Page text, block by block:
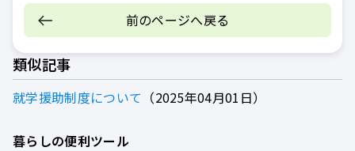
前のページへ戻る
類似記事
就学援助制度について 2025年04月01日
暮らしの便利ツール